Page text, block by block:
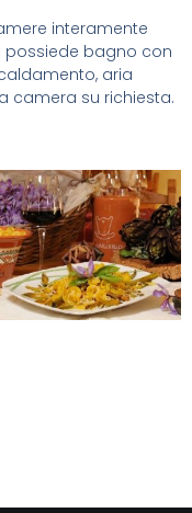
interamente
possiede bagno con
aria
camera su richiesta.